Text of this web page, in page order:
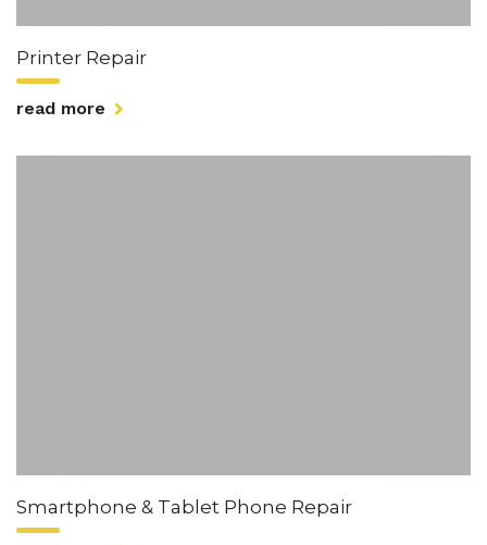
Printer Repair
read more
Smartphone & Tablet Phone Repair